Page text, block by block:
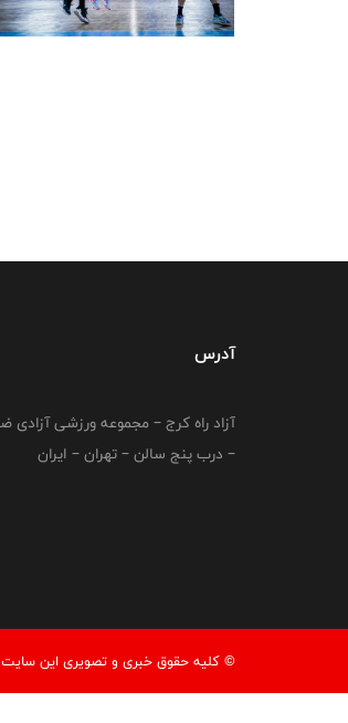
آدرس
آزاد راه کرج – مجموعه ورزشی آزادی
– درب پنج سالن – تهران – ایران
© کليه حقوق خبری و تصويری اين سايت